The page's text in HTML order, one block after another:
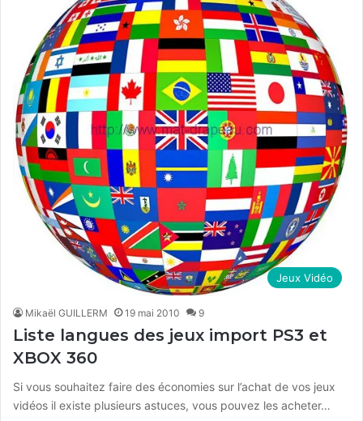
Jeux Vidéo
Mikaël GUILLERM 19 mai 2010 9
Liste langues des jeux import PS3 et
XBOX 360
Si vous souhaitez faire des économies sur l’achat de vos jeux
vidéos il existe plusieurs astuces, vous pouvez les acheter…